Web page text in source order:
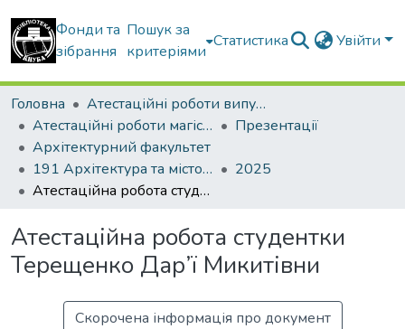
Фонди та
зібрання
Пошук за
критеріями
Статистика Увійти
Головна
Атестаційні роботи випускників
Атестаційні роботи магістрів
Презентації
Архітектурний факультет
191 Архітектура та містобудування. Містобудування. Архітектурно-містобудівне проектування
2025
Атестаційна робота студентки Терещенко Дар’ї Микитівни
Атестаційна робота студентки
Терещенко Дар’ї Микитівни
Скорочена інформація про документ